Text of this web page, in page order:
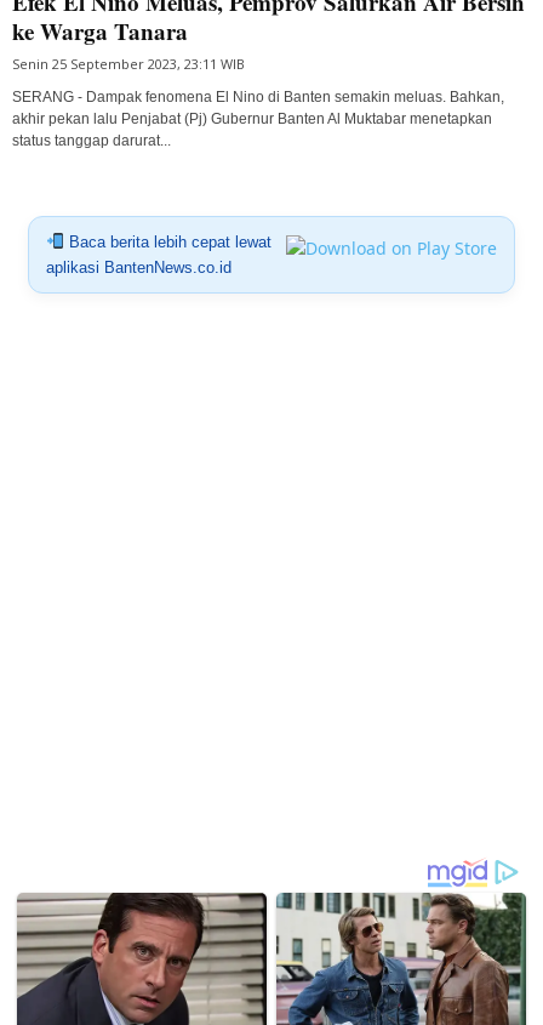
ke Warga Tanara
Senin 25 September 2023, 23:11 WIB
SERANG - Dampak fenomena El Nino di Banten semakin meluas. Bahkan,
akhir pekan lalu Penjabat (Pj) Gubernur Banten Al Muktabar menetapkan
status tanggap darurat...
Baca berita lebih cepat lewat
aplikasi BantenNews.co.id